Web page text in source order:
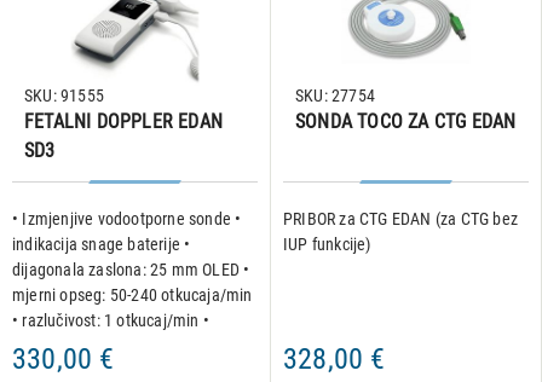
FETALNI DOPPLER EDAN
SD3
• Izmjenjive vodootporne sonde •
indikacija snage baterije •
dijagonala zaslona: 25 mm OLED •
mjerni opseg: 50-240 otkucaja/min
• razlučivost: 1 otkucaj/min •
automatsko gašenje nakon 1
minute bez signala • vrijeme
SKU: 91555
330,00 €
SONDA TOCO ZA CTG EDAN
PRIBOR za CTG EDAN (za CTG bez
IUP funkcije)
SKU: 27754
328,00 €